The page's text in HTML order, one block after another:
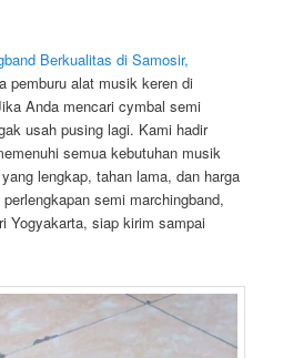
Berkualitas di Samosir,
pemburu alat musik keren di
Anda mencari cymbal semi
usah pusing lagi. Kami hadir
semua kebutuhan musik
lengkap, tahan lama, dan harga
semi marchingband,
Yogyakarta, siap kirim sampai